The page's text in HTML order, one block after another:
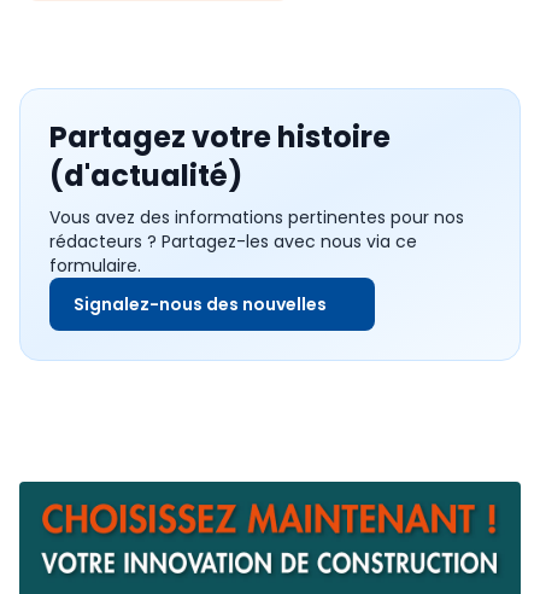
Partagez votre histoire
(d'actualité)
Vous avez des informations pertinentes pour nos
rédacteurs ? Partagez-les avec nous via ce
formulaire.
Signalez-nous des nouvelles